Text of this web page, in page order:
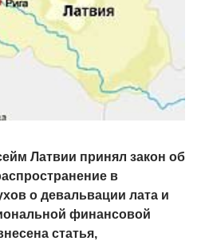
Латвии принял закон об
в
о девальвации лата и
финансовой
статья,